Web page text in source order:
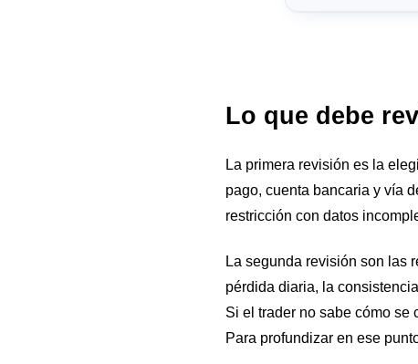
Lo que debe
La primera revisión es la
pago, cuenta bancaria y vía
restricción con datos
La segunda revisión son las
pérdida diaria, la
Si el trader no sabe cómo se
Para profundizar en ese